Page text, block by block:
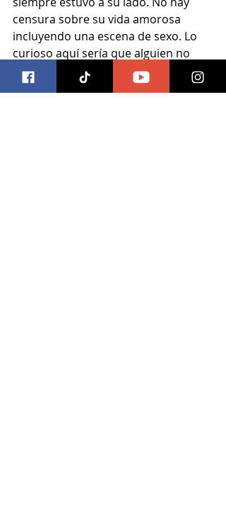
censura sobre su vida amorosa
incluyendo una escena de sexo. Lo
curioso aquí sería que alguien no
sepa nada sobre Elton John y se
sorprenda al saber que es gay, sería